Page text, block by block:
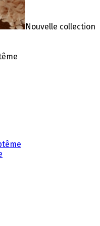
Nouvelle collection